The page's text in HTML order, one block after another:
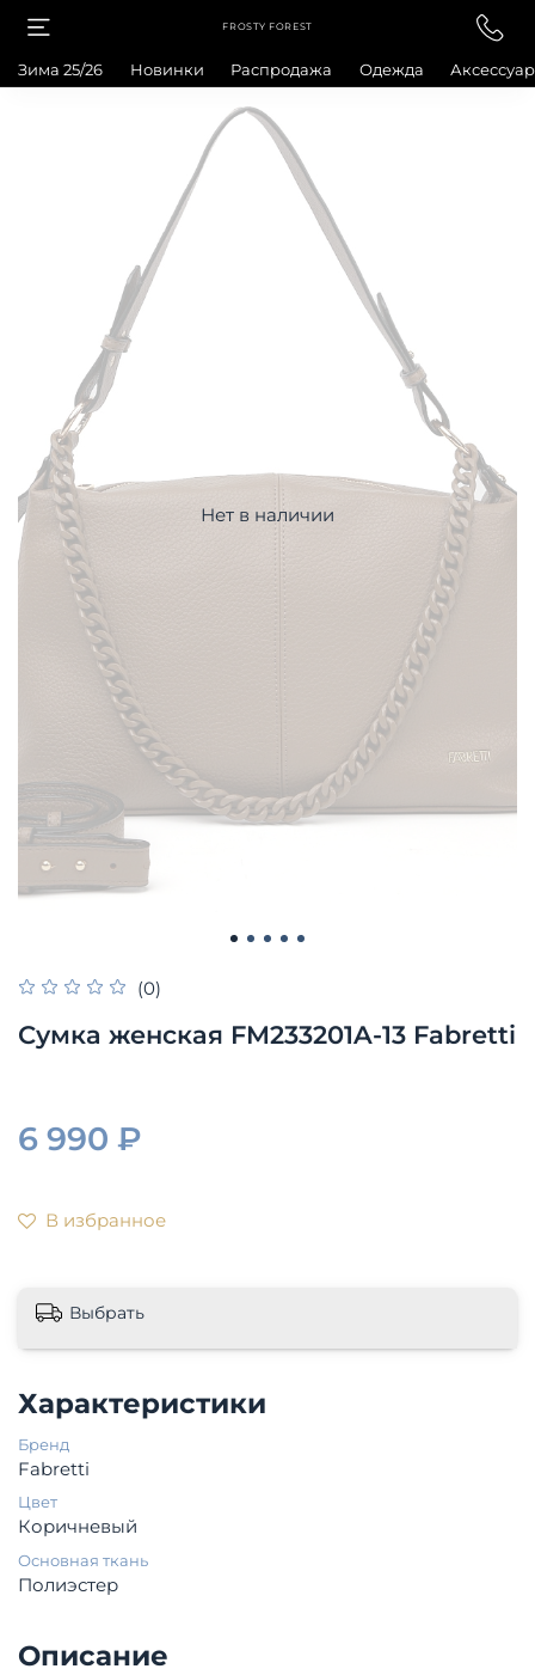
FROSTY FOREST
Зима 25/26 Новинки Распродажа Одежда
Нет в наличии
(0)
Сумка женская FM233201A-13 Fabretti
6 990 ₽
В избранное
Выбрать
Характеристики
Бренд
Fabretti
Цвет
Коричневый
Основная ткань
Полиэстер
Описание